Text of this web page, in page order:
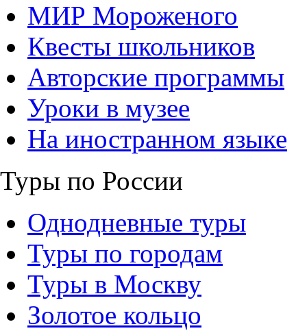
МИР Мороженого
Квесты школьников
Авторские программы
Уроки в музее
На иностранном языке
Туры по России
Однодневные туры
Туры по городам
Туры в Москву
Золотое кольцо